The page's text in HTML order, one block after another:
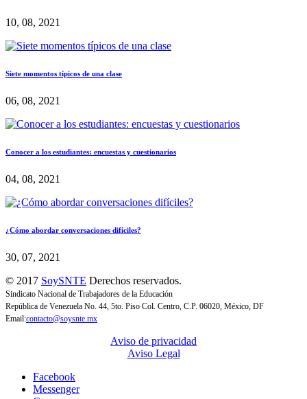
10, 08, 2021
Siete momentos típicos de una clase
06, 08, 2021
Conocer a los estudiantes: encuestas y cuestionarios
04, 08, 2021
¿Cómo abordar conversaciones difíciles?
30, 07, 2021
© 2017 SoySNTE Derechos reservados.
Sindicato Nacional de Trabajadores de la Educación
República de Venezuela No. 44, 5to. Piso Col. Centro, C.P. 06020, México, DF
Email:contacto@soysnte.mx
Aviso de privacidad
Aviso Legal
Facebook
Messenger